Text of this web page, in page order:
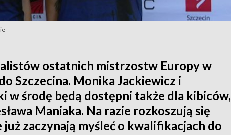
ostatnich mistrzostw Europy w
Szczecina. Monika Jackiewicz i
w środę będą dostępni także dla kibiców,
Maniaka. Na razie rozkoszują się
zaczynają myśleć o kwalifikacjach do